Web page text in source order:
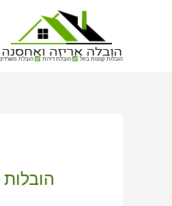
הובלות קטנות בזול הובלת דירות הובלת